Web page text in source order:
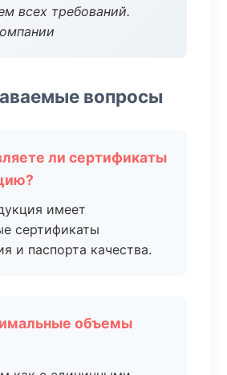
всех требований.
вопросы
ли сертификаты
имеет
сертификаты
и паспорта качества.
объемы